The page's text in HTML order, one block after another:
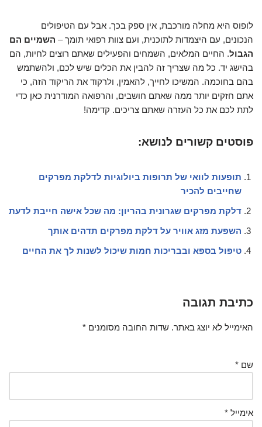
לופוס היא מחלה מורכבת, אין ספק בכך. אבל עם הטיפולים
הנכונים, עם היצמדות לתוכנית, ועם צוות רפואי תומך – השמיים הם
הגבול. החיים המלאים, השמחים והפעילים שאתם רוצים לחיות, הם
בהישג יד. כל מה שצריך זה להבין את הכלים שיש לכם, ולהשתמש
בהם בחוכמה. המשיכו לחייך, להאמין, ולרקוד את הריקוד הזה, כי
אתם חזקים יותר ממה שאתם חושבים, והרפואה המודרנית כאן כדי
לתת לכם את כל העזרה שאתם צריכים. קדימה!
פוסטים קשורים לנושא:
תופעות לוואי של תרופות ביולוגיות לדלקת מפרקים
שחייבים להכיר
דלקת מפרקים שגרונית בהריון: מה שכל אישה חייבת לדעת
השפעת מזג אוויר על דלקת מפרקים תדהים אותך
טיפול בספא ובבריכות חמות שיכול לשנות לך את החיים
כתיבת תגובה
האימייל לא יוצג באתר. שדות החובה מסומנים *
שם *
אימייל *